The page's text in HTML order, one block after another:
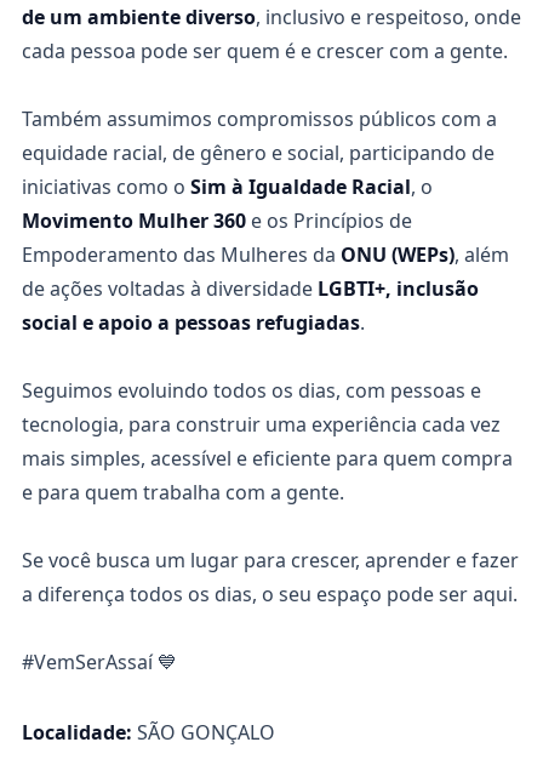
de um ambiente diverso, inclusivo e respeitoso, onde
cada pessoa pode ser quem é e crescer com a gente.
Também assumimos compromissos públicos com a
equidade racial, de gênero e social, participando de
iniciativas como o Sim à Igualdade Racial, o
Movimento Mulher 360 e os Princípios de
Empoderamento das Mulheres da ONU (WEPs), além
de ações voltadas à diversidade LGBTI+, inclusão
social e apoio a pessoas refugiadas.
Seguimos evoluindo todos os dias, com pessoas e
tecnologia, para construir uma experiência cada vez
mais simples, acessível e eficiente para quem compra
e para quem trabalha com a gente.
Se você busca um lugar para crescer, aprender e fazer
a diferença todos os dias, o seu espaço pode ser aqui.
#VemSerAssaí 💙
Localidade: SÃO GONÇALO